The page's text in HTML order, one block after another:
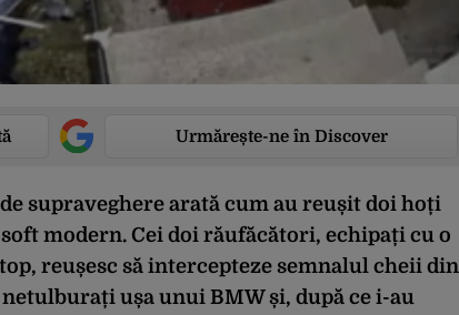
Urmărește-ne în Discover
supraveghere arată cum au reușit doi hoți
modern. Cei doi răufăcători, echipați cu o
reușesc să intercepteze semnalul cheii din
ușa unui BMW și, după ce i-au